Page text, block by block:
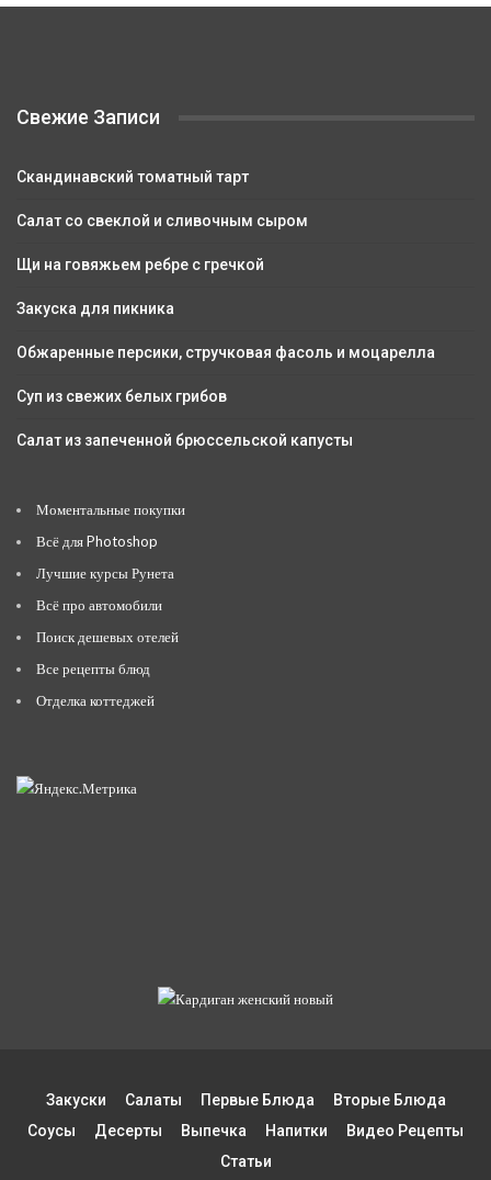
Свежие Записи
Скандинавский томатный тарт
Салат со свеклой и сливочным сыром
Щи на говяжьем ребре с гречкой
Закуска для пикника
Обжаренные персики, стручковая фасоль и моцарелла
Суп из свежих белых грибов
Салат из запеченной брюссельской капусты
Моментальные покупки
Всё для Photoshop
Лучшие курсы Рунета
Всё про автомобили
Поиск дешевых отелей
Все рецепты блюд
Отделка коттеджей
Закуски Салаты Первые Блюда
Вторые Блюда
Соусы
Десерты Выпечка Напитки
Видео Рецепты
Статьи